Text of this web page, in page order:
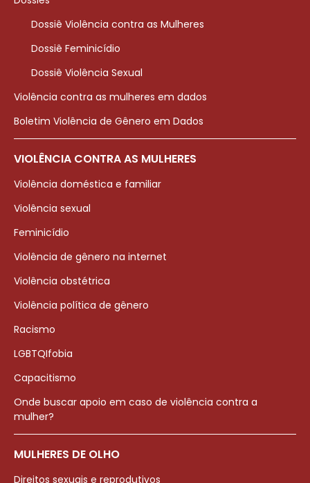
Dossiê Violência contra as Mulheres
Dossiê Feminicídio
Dossiê Violência Sexual
Violência contra as mulheres em dados
Boletim Violência de Gênero em Dados
VIOLÊNCIA CONTRA AS MULHERES
Violência doméstica e familiar
Violência sexual
Feminicídio
Violência de gênero na internet
Violência obstétrica
Violência política de gênero
Racismo
LGBTQIfobia
Capacitismo
Onde buscar apoio em caso de violência contra a
mulher?
MULHERES DE OLHO
Direitos sexuais e reprodutivos